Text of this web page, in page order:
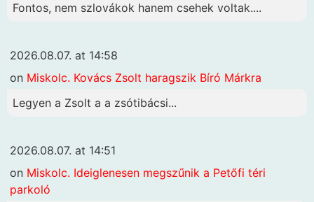
Fontos, nem szlovákok hanem csehek voltak....
2026.08.07. at 14:58
on Miskolc. Kovács Zsolt haragszik Bíró Márkra
Legyen a Zsolt a a zsótibácsi...
2026.08.07. at 14:51
on Miskolc. Ideiglenesen megszűnik a Petőfi téri
parkoló